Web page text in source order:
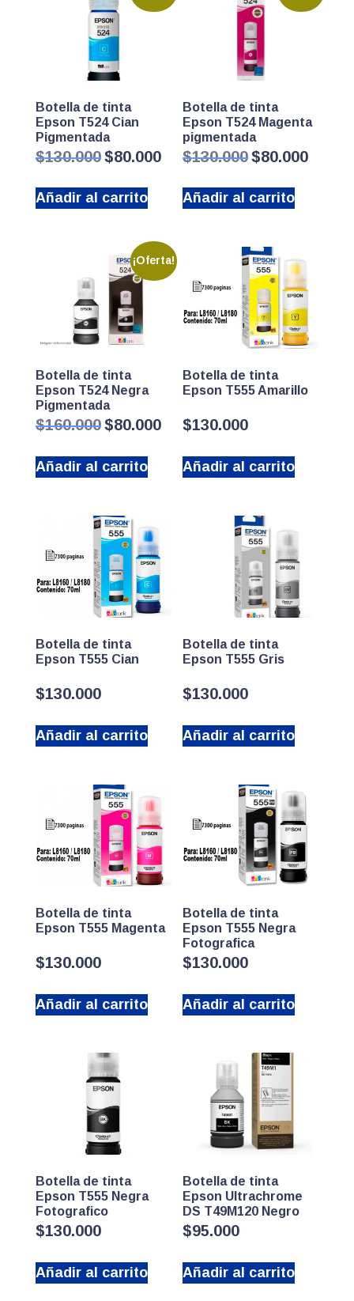
Botella de tinta
Epson T524 Cian
Pigmentada
$130.000 El
precio
era:
$80.000El
precio
Añadir al carrito
Botella de tinta
Epson T524 Magenta
pigmentada
$130.000 El
precio
era:
$80.000El
Añadir al carrito
¡Oferta!
Botella de tinta
Epson T524 Negra
Pigmentada
$160.000 El
precio
era:
$80.000El
precio
Añadir al carrito
Botella de tinta
Epson T555 Amarillo
$130.000
Añadir al carrito
Botella de tinta
Epson T555 Cian
$130.000
Añadir al carrito
Botella de tinta
Epson T555 Gris
$130.000
Añadir al carrito
Botella de tinta
Epson T555 Magenta
$130.000
Añadir al carrito
Botella de tinta
Epson T555 Negra
Fotografica
$130.000
Añadir al carrito
Botella de tinta
Epson T555 Negra
Fotografico
$130.000
Añadir al carrito
Botella de tinta
Epson Ultrachrome
DS T49M120 Negro
$95.000
Añadir al carrito